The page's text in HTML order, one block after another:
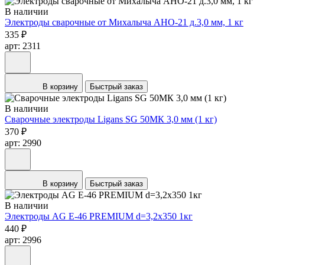
В наличии
Электроды сварочные от Михалыча АНО-21 д.3,0 мм, 1 кг
335 ₽
арт: 2311
В корзину Быстрый заказ
В наличии
Сварочные электроды Ligans SG 50МК 3,0 мм (1 кг)
370 ₽
арт: 2990
В корзину Быстрый заказ
В наличии
Электроды AG E-46 PREMIUM d=3,2х350 1кг
440 ₽
арт: 2996